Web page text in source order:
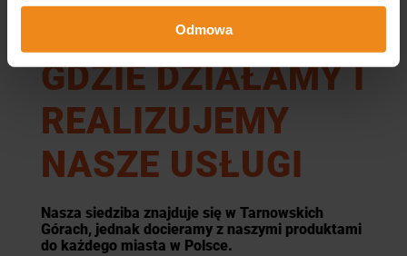
Odmowa
GDZIE DZIAŁAMY I
REALIZUJEMY
NASZE USŁUGI
Nasza siedziba znajduje się w Tarnowskich
Górach, jednak docieramy z naszymi produktami
do każdego miasta w Polsce.